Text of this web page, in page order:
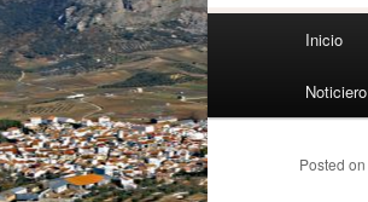
Inicio
Noticiero
Posted on